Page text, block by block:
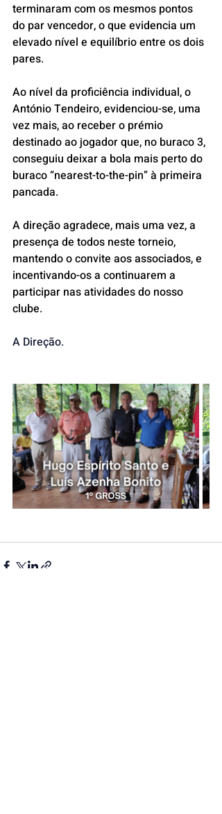
terminaram com os mesmos pontos
do par vencedor, o que evidencia um
elevado nível e equilíbrio entre os dois
pares.
Ao nível da proficiência individual, o
António Tendeiro, evidenciou-se, uma
vez mais, ao receber o prémio
destinado ao jogador que, no buraco 3,
conseguiu deixar a bola mais perto do
buraco “nearest-to-the-pin” à primeira
pancada.
A direção agradece, mais uma vez, a
presença de todos neste torneio,
mantendo o convite aos associados, e
incentivando-os a continuarem a
participar nas atividades do nosso
clube.
A Direção.